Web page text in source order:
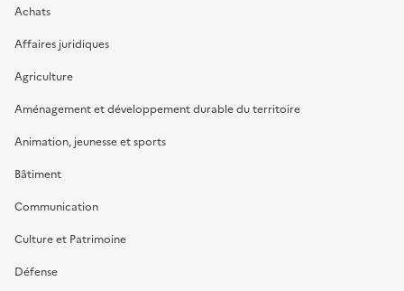
Achats
Affaires juridiques
Agriculture
Aménagement et développement durable du territoire
Animation, jeunesse et sports
Bâtiment
Communication
Culture et Patrimoine
Défense